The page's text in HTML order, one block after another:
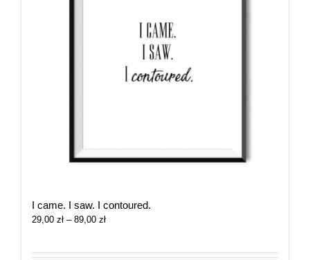
I came. I saw. I contoured.
29,00 zł – 89,00 złZakres